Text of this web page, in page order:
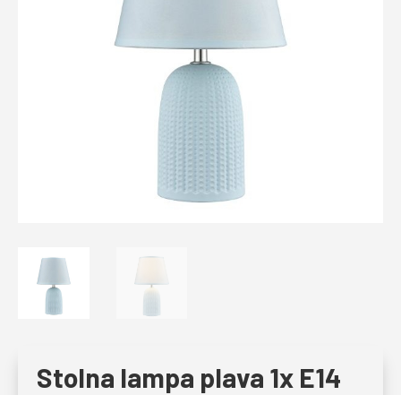
Stolna lampa plava 1x E14